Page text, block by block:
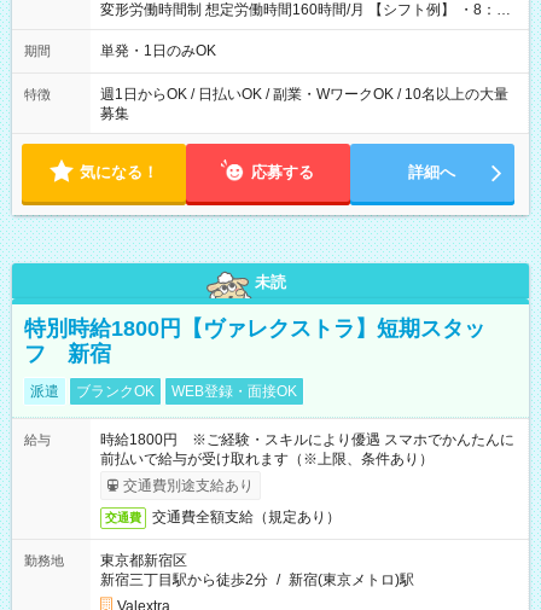
変形労働時間制 想定労働時間160時間/月 【シフト例】 ・8：00
～21：00
期間 単発・1日のみOK
特徴
週1日からOK / 日払いOK / 副業・WワークOK / 10名以上の大量
募集
気になる！ 応募する 詳細へ
未読
特別時給1800円【ヴァレクストラ】短期スタッ
フ 新宿
派遣 ブランクOK WEB登録・面接OK
給与
時給1800円 ※ご経験・スキルにより優遇 スマホでかんたんに
前払いで給与が受け取れます（※上限、条件あり）
交通費別途支給あり
交通費 交通費全額支給（規定あり）
勤務地
東京都新宿区
新宿三丁目駅から徒歩2分 / 新宿(東京メトロ)駅
Valextra